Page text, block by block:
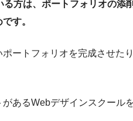
方は、ポートフォリオの添
す。
ートフォリオを完成させた
あるWebデザインスクール